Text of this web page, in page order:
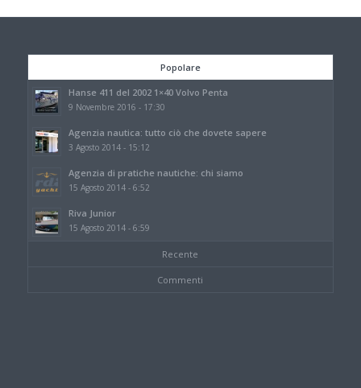
Popolare
Hanse 411 del 2002 1×40 Volvo Penta
9 Novembre 2016 - 17:30
Agenzia nautica: tutto ciò che dovete sapere
3 Agosto 2014 - 15:12
Agenzia di pratiche nautiche: chi siamo
15 Agosto 2014 - 6:52
Riva Junior
15 Agosto 2014 - 6:59
Recente
Commenti